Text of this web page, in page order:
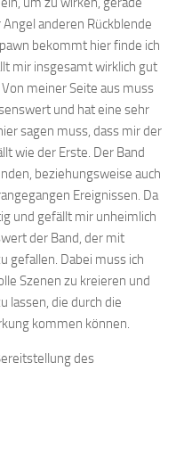
anderen Rückblende
bekommt hier finde ich
mir insgesamt wirklich gut
meiner Seite aus muss
und hat eine sehr
sagen muss, dass mir der
wie der Erste. Der Band
beziehungsweise auch
Ereignissen. Da
und gefällt mir unheimlich
der Band, der mit
gefallen. Dabei muss ich
Szenen zu kreieren und
lassen, die durch die
kommen können.
des